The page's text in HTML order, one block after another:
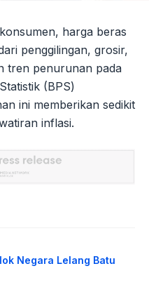
harga beras
penggilingan, grosir,
tren penurunan pada
(BPS)
ini memberikan sedikit
inflasi.
Negara Lelang Batu